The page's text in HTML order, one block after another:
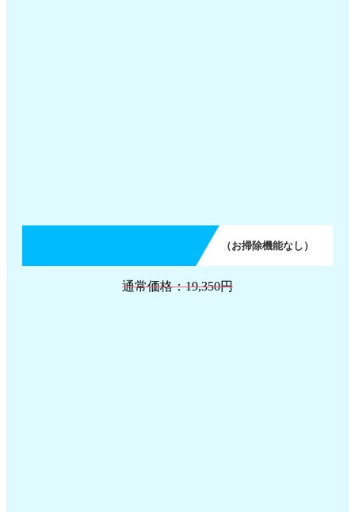
（お掃除機能なし）
通常価格：19,350円